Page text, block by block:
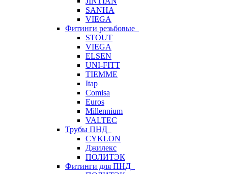
SANHA
VIEGA
Фитинги резьбовые
STOUT
VIEGA
ELSEN
UNI-FITT
TIEMME
Itap
Comisa
Euros
Millennium
VALTEC
Трубы ПНД
CYKLON
Джилекс
ПОЛИТЭК
Фитинги для ПНД